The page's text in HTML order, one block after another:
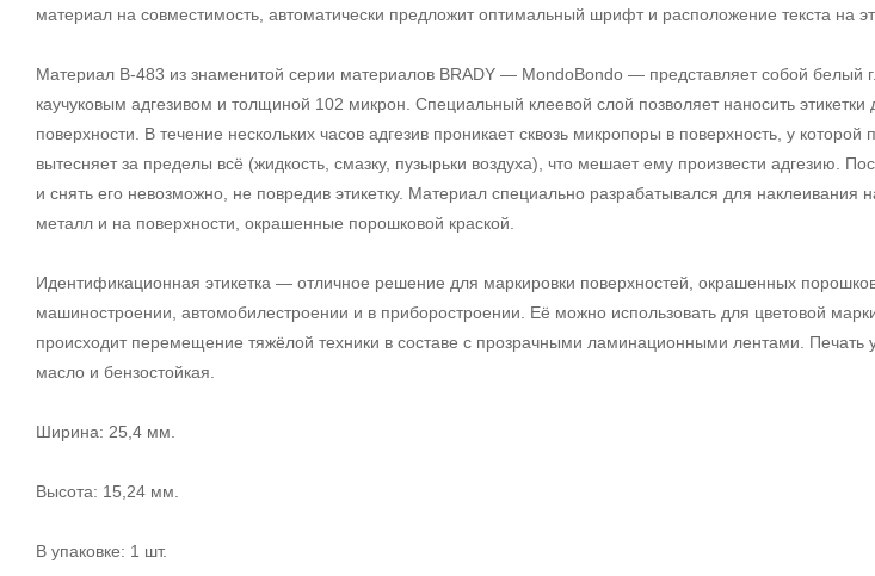
материал на совместимость, автоматически предложит оптимальный шрифт и расположение текста на
Материал B-483 из знаменитой серии материалов BRADY — MondoBondo — представляет собой белый
каучуковым адгезивом и толщиной 102 микрон. Специальный клеевой слой позволяет наносить
поверхности. В течение нескольких часов адгезив проникает сквозь микропоры в поверхность, у
вытесняет за пределы всё (жидкость, смазку, пузырьки воздуха), что мешает ему произвести адгезию.
и снять его невозможно, не повредив этикетку. Материал специально разрабатывался для наклеивания
металл и на поверхности, окрашенные порошковой краской.
Идентификационная этикетка — отличное решение для маркировки поверхностей, окрашенных
машиностроении, автомобилестроении и в приборостроении. Её можно использовать для цветовой
происходит перемещение тяжёлой техники в составе с прозрачными ламинационными лентами. Печать
масло и бензостойкая.
Ширина: 25,4 мм.
Высота: 15,24 мм.
В упаковке: 1 шт.